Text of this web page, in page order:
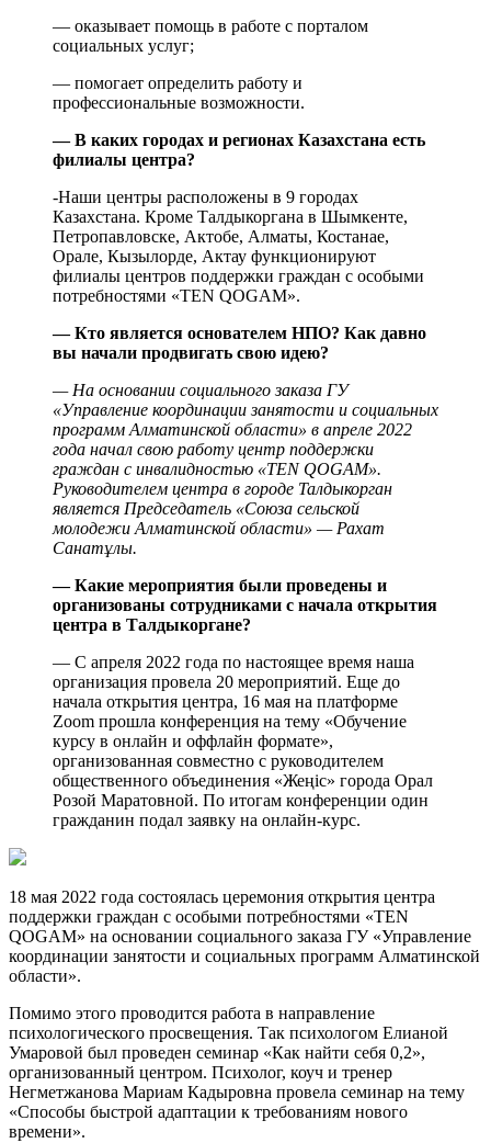
— оказывает помощь в работе с порталом
социальных услуг;
— помогает определить работу и
профессиональные возможности.
— В каких городах и регионах Казахстана есть
филиалы центра?
-Наши центры расположены в 9 городах
Казахстана. Кроме Талдыкоргана в Шымкенте,
Петропавловске, Актобе, Алматы, Костанае,
Орале, Кызылорде, Актау функционируют
филиалы центров поддержки граждан с особыми
потребностями «TEN QOGAM».
— Кто является основателем НПО? Как давно
вы начали продвигать свою идею?
— На основании социального заказа ГУ
«Управление координации занятости и социальных
программ Алматинской области» в апреле 2022
года начал свою работу центр поддержки
граждан с инвалидностью «TEN QOGAM».
Руководителем центра в городе Талдыкорган
является Председатель «Союза сельской
молодежи Алматинской области» — Рахат
Санатұлы.
— Какие мероприятия были проведены и
организованы сотрудниками с начала открытия
центра в Талдыкоргане?
— С апреля 2022 года по настоящее время наша
организация провела 20 мероприятий. Еще до
начала открытия центра, 16 мая на платформе
Zoom прошла конференция на тему «Обучение
курсу в онлайн и оффлайн формате»,
организованная совместно с руководителем
общественного объединения «Жеңіс» города Орал
Розой Маратовной. По итогам конференции один
гражданин подал заявку на онлайн-курс.
18 мая 2022 года состоялась церемония открытия центра
поддержки граждан с особыми потребностями «TEN
QOGAM» на основании социального заказа ГУ «Управление
координации занятости и социальных программ Алматинской
области».
Помимо этого проводится работа в направление
психологического просвещения. Так психологом Елианой
Умаровой был проведен семинар «Как найти себя 0,2»,
организованный центром. Психолог, коуч и тренер
Негметжанова Мариам Кадыровна провела семинар на тему
«Способы быстрой адаптации к требованиям нового
времени».